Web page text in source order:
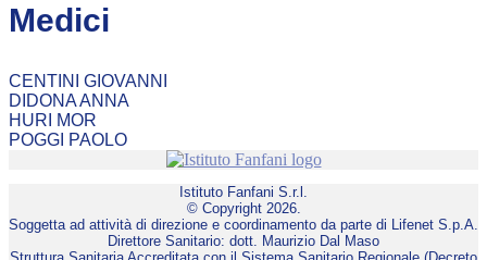
Medici
CENTINI GIOVANNI
DIDONA ANNA
HURI MOR
POGGI PAOLO
Istituto Fanfani S.r.l.
© Copyright 2026.
Soggetta ad attività di direzione e coordinamento da parte di Lifenet S.p.A.
Direttore Sanitario: dott. Maurizio Dal Maso
Struttura Sanitaria Accreditata con il Sistema Sanitario Regionale (Decreto